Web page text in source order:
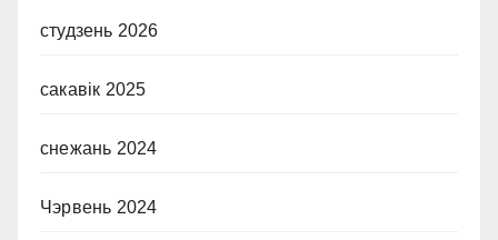
студзень 2026
сакавік 2025
снежань 2024
Чэрвень 2024